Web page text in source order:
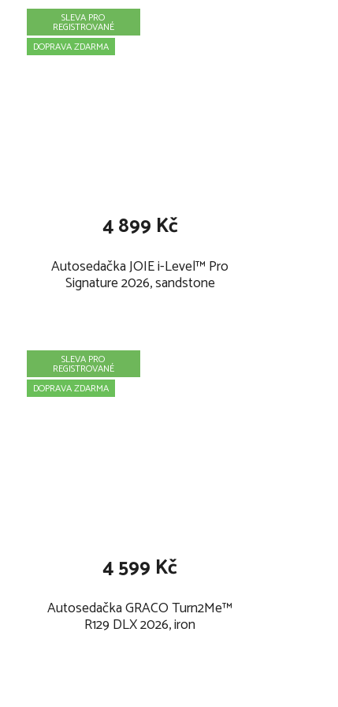
SLEVA PRO
REGISTROVANÉ
DOPRAVA ZDARMA
Autosedačka JOIE i-Level™ Pro
Signature 2026, sandstone
4 899 Kč
SLEVA PRO
REGISTROVANÉ
DOPRAVA ZDARMA
Autosedačka GRACO Turn2Me™
R129 DLX 2026, iron
4 599 Kč